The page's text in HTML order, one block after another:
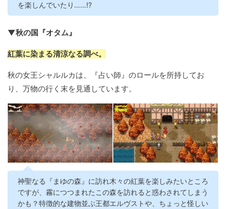
を楽しんでいたり……!?
▼秋の国『オタム』
紅葉に染まる清涼なる調べ。
秋の女王シャルルカは、『占い師』のロールを所持してお
り、万物の行く末を見通しています。
神聖なる『まゆの森』に訪れ木々の紅葉を楽しみたいところ
ですが、霧につつまれたこの森を訪れると惑わされてしまう
かも？特徴的な建物並ぶ王都エルヴストや、ちょっと怪しい